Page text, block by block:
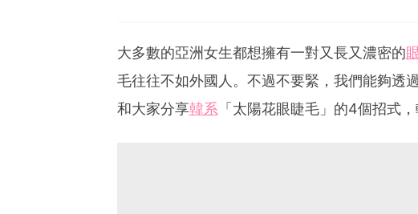
大多數的亞洲女生都想擁有一對又長又濃密的
毛往往不如外國人。不過不要緊，我們能夠透
和大家分享韓系「太陽花眼睫毛」的4個招式